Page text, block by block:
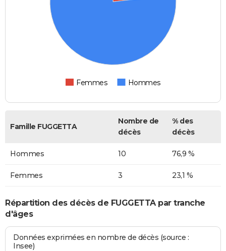
Femmes Hommes
Famille FUGGETTA
Nombre de
décès
% des
décès
Hommes 10 76,9 %
Femmes 3 23,1 %
Répartition des décès de FUGGETTA par tranche
d'âges
Données exprimées en nombre de décès (source :
Insee)